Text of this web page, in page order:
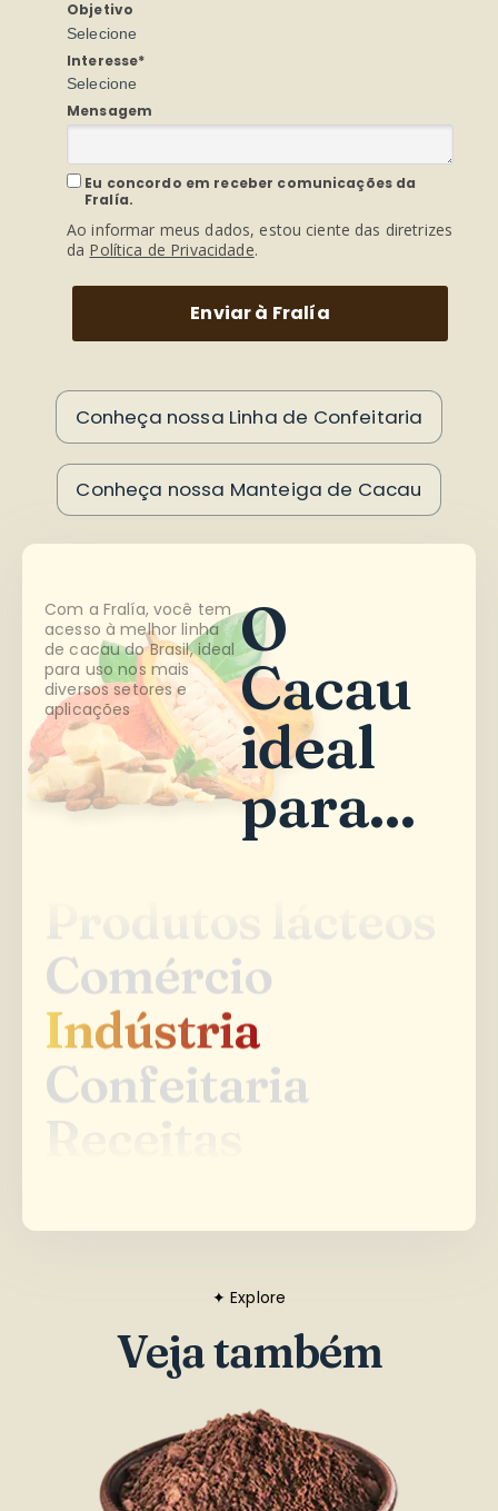
Objetivo
Selecione
Interesse*
Selecione
Mensagem
Eu concordo em receber comunicações da
Fralía.
Ao informar meus dados, estou ciente das diretrizes
da Política de Privacidade.
Enviar à Fralía
Conheça nossa Linha de Confeitaria
Conheça nossa Manteiga de Cacau
O
Cacau
ideal
para...
Com a Fralía, você tem
acesso à melhor linha
de cacau do Brasil, ideal
para uso nos mais
diversos setores e
aplicações
Indústria
Confeitaria
Receitas
Comércio
Indústria
Confeitaria
Receitas
Comércio
✦ Explore
Veja também